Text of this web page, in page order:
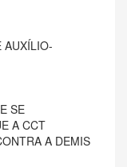
do INPC;
percentuais
3,4% não
perdas no
relação à
econômico,
AUXÍLIO-
SE
A CCT
A DEMIS